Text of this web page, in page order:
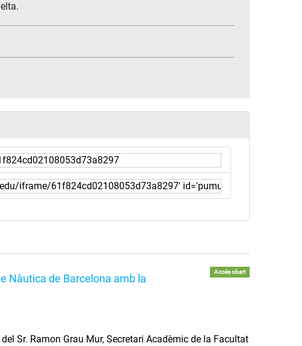
Nàutica de Barcelona amb la
Accés obert
Sr. Ramon Grau Mur, Secretari Acadèmic de la Facultat